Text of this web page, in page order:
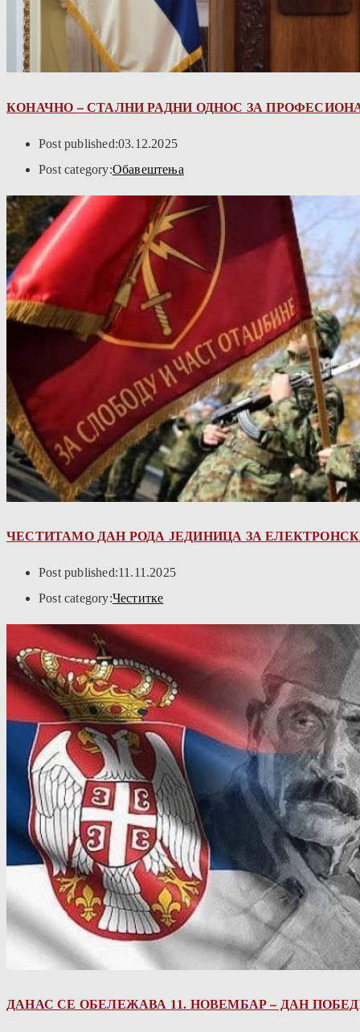
КОНАЧНО – СТАЛНИ РАДНИ ОДНОС ЗА
Post published:03.12.2025
Post category:Обавештења
ЧЕСТИТАМО ДАН РОДА ЈЕДИНИЦА ЗА
Post published:11.11.2025
Post category:Честитке
ДАНАС СЕ ОБЕЛЕЖАВА 11. НОВЕМБАР – ДАН